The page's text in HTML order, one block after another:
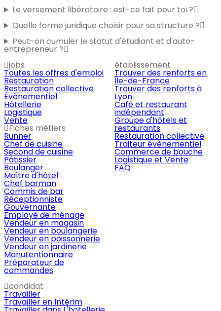
Le versement libératoire : est-ce fait pour toi ?
Quelle forme juridique choisir pour sa structure ?
Peut-on cumuler le statut d'étudiant et d'auto-
entrepreneur ?
jobs
Toutes les offres d'emploi
Restauration
Restauration collective
Évènementiel
Hôtellerie
Logistique
Vente
Fiches métiers
Runner
Chef de cuisine
Second de cuisine
Pâtissier
Boulanger
Maître d'hôtel
Chef barman
Commis de bar
Réceptionniste
Gouvernante
Employé de ménage
Vendeur en magasin
Vendeur en boulangerie
Vendeur en poissonnerie
Vendeur en jardinerie
Manutentionnaire
Préparateur de
commandes
établissement
Trouver des renforts en
Île-de-France
Trouver des renforts à
Lyon
Café et restaurant
indépendant
Groupe d'hôtels et
restaurants
Restauration collective
Traiteur évènementiel
Commerce de bouche
Logistique et Vente
FAQ
candidat
Travailler
Travailler en Intérim